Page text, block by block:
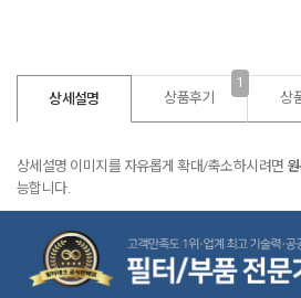
상세설명 상품후기
1
상
상세설명 이미지를 자유롭게 확대/축소하시려면
능합니다.